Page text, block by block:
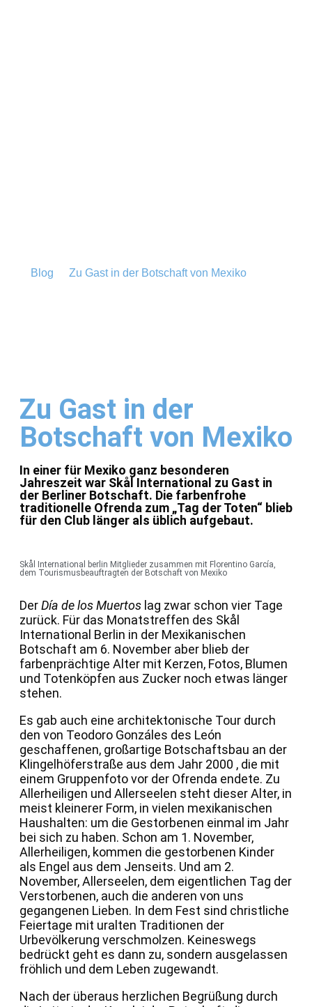
Blog Zu Gast in der Botschaft von Mexiko
Zu Gast in der
Botschaft von Mexiko
In einer für Mexiko ganz besonderen
Jahreszeit war Skål International zu Gast in
der Berliner Botschaft. Die farbenfrohe
traditionelle Ofrenda zum „Tag der Toten“ blieb
für den Club länger als üblich aufgebaut.
Skål International berlin Mitglieder zusammen mit Florentino García,
dem Tourismusbeauftragten der Botschaft von Mexiko
DerDía de los Muertos lag zwar schon vier Tage
zurück. Für das Monatstreffen des Skål
International Berlin in der Mexikanischen
Botschaft am 6. November aber blieb der
farbenprächtige Alter mit Kerzen, Fotos, Blumen
und Totenköpfen aus Zucker noch etwas länger
stehen.
Es gab auch eine architektonische Tour durch
den von Teodoro Gonzáles des León
geschaffenen, großartige Botschaftsbau an der
Klingelhöferstraße aus dem Jahr 2000 , die mit
einem Gruppenfoto vor der Ofrenda endete. Zu
Allerheiligen und Allerseelen steht dieser Alter, in
meist kleinerer Form, in vielen mexikanischen
Haushalten: um die Gestorbenen einmal im Jahr
bei sich zu haben. Schon am 1. November,
Allerheiligen, kommen die gestorbenen Kinder
als Engel aus dem Jenseits. Und am 2.
November, Allerseelen, dem eigentlichen Tag der
Verstorbenen, auch die anderen von uns
gegangenen Lieben. In dem Fest sind christliche
Feiertage mit uralten Traditionen der
Urbevölkerung verschmolzen. Keineswegs
bedrückt geht es dann zu, sondern ausgelassen
fröhlich und dem Leben zugewandt.
Nach der überaus herzlichen Begrüßung durch